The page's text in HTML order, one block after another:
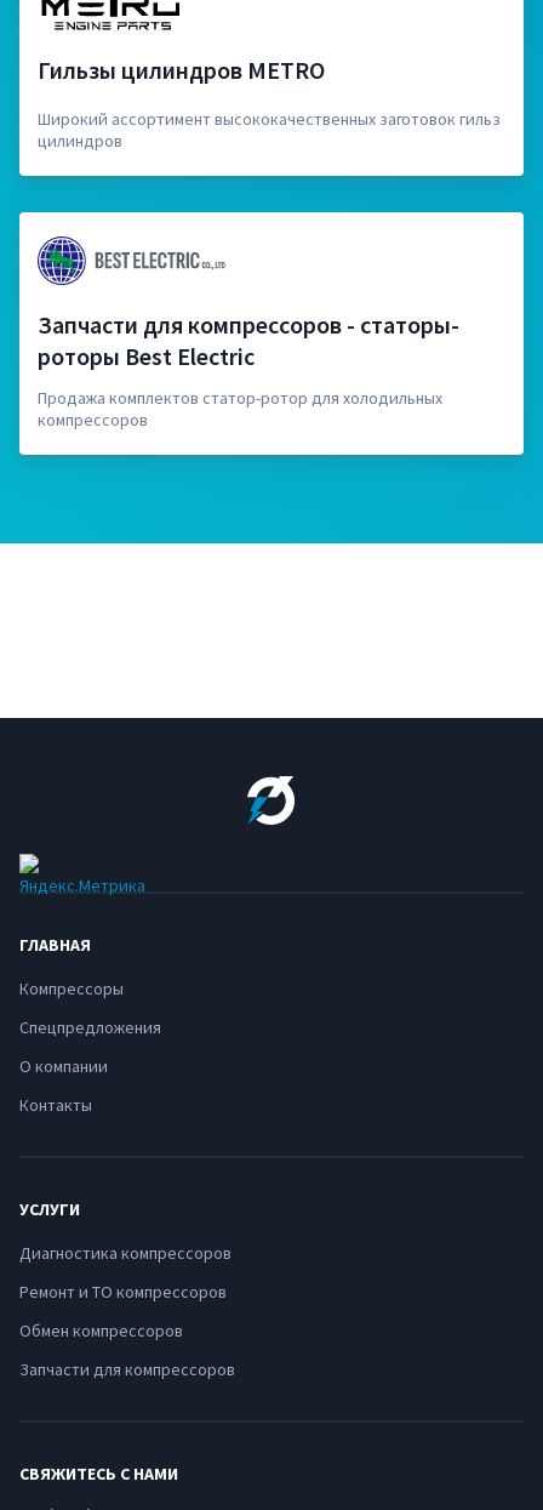
Гильзы цилиндров METRO
Широкий ассортимент высококачественных заготовок гильз
цилиндров
Запчасти для компрессоров - статоры-
роторы Best Electric
Продажа комплектов статор-ротор для холодильных
компрессоров
ГЛАВНАЯ
Компрессоры
Спецпредложения
О компании
Контакты
УСЛУГИ
Диагностика компрессоров
Ремонт и ТО компрессоров
Обмен компрессоров
Запчасти для компрессоров
СВЯЖИТЕСЬ С НАМИ